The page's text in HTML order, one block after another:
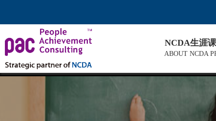
NCDA生涯
ABOUT NCDA